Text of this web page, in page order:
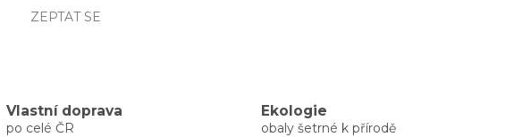
ZEPTAT SE
Vlastní doprava
po celé ČR
Ekologie
obaly šetrné k přírodě